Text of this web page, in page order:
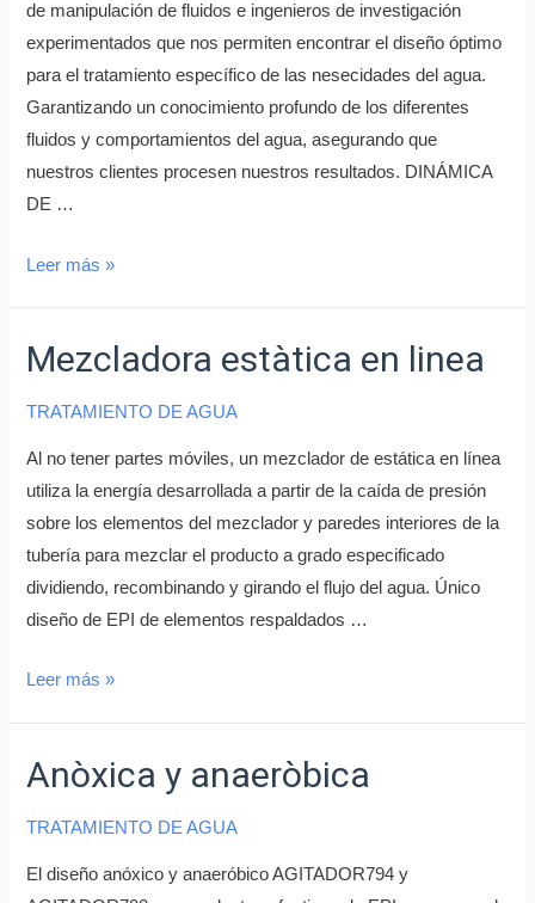
de manipulación de fluidos e ingenieros de investigación
experimentados que nos permiten encontrar el diseño óptimo
para el tratamiento específico de las nesecidades del agua.
Garantizando un conocimiento profundo de los diferentes
fluidos y comportamientos del agua, asegurando que
nuestros clientes procesen nuestros resultados. DINÁMICA
DE …
Leer más »
Mezcladora estàtica en linea
TRATAMIENTO DE AGUA
Al no tener partes móviles, un mezclador de estática en línea
utiliza la energía desarrollada a partir de la caída de presión
sobre los elementos del mezclador y paredes interiores de la
tubería para mezclar el producto a grado especificado
dividiendo, recombinando y girando el flujo del agua. Único
diseño de EPI de elementos respaldados …
Leer más »
Anòxica y anaeròbica
TRATAMIENTO DE AGUA
El diseño anóxico y anaeróbico AGITADOR794 y